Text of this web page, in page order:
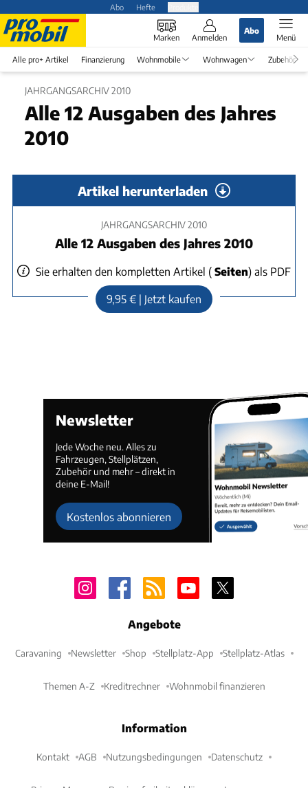
Abo Hefte
Marken Anmelden
Abo
Menü
Alle pro+ Artikel Finanzierung Wohnmobile Wohnwagen Zubehör
JAHRGANGSARCHIV 2010
Alle 12 Ausgaben des Jahres
2010
Artikel herunterladen
JAHRGANGSARCHIV 2010
Alle 12 Ausgaben des Jahres 2010
Sie erhalten den kompletten Artikel ( Seiten) als PDF
9,95 € | Jetzt kaufen
Newsletter
Jede Woche neu. Alles zu
Fahrzeugen, Stellplätzen,
Zubehör und mehr – direkt in
deine E-Mail!
Kostenlos abonnieren
Angebote
Caravaning Newsletter Shop Stellplatz-App Stellplatz-Atlas
Themen A-Z Kreditrechner Wohnmobil finanzieren
Information
Kontakt AGB Nutzungsbedingungen Datenschutz